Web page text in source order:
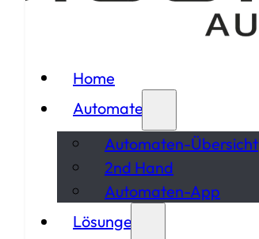
Home
Automaten
Automaten-Übersicht
2nd Hand
Automaten-App
Lösungen